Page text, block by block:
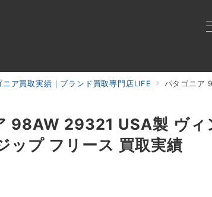
ニア買取実績｜ブランド買取専門店LIFE パタゴニア
98AW 29321 USA製 ヴ
ップ フリース 買取実績